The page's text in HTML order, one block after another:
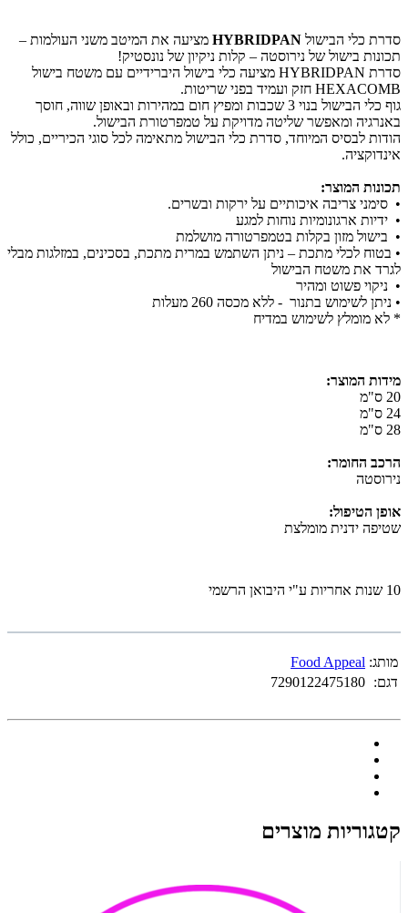
סדרת כלי הבישול HYBRIDPAN מציעה את המיטב משני העולמות –
תכונות בישול של נירוסטה – קלות ניקיון של נונסטיק!
סדרת HYBRIDPAN מציעה כלי בישול היברידיים עם משטח בישול
HEXACOMB חזק ועמיד בפני שריטות.
גוף כלי הבישול בנוי 3 שכבות ומפיץ חום במהירות ובאופן שווה, חוסך
באנרגיה ומאפשר שליטה מדויקת על טמפרטורת הבישול.
הודות לבסיס המיוחד, סדרת כלי הבישול מתאימה לכל סוגי הכיריים, כולל
אינדוקציה.
תכונות המוצר:
• סימני צריבה איכותיים על ירקות ובשרים.
• ידיות ארגונומיות נוחות למגע
• בישול מזון בקלות בטמפרטורה מושלמת
• בטוח לכלי מתכת – ניתן השתמש במרית מתכת, בסכינים, במזלגות מבלי
לגרד את משטח הבישול
• ניקוי פשוט ומהיר
• ניתן לשימוש בתנור - ללא מכסה 260 מעלות
* לא מומלץ לשימוש במדיח
מידות המוצר:
20 ס"מ
24 ס"מ
28 ס"מ
הרכב החומר:
נירוסטה
אופן הטיפול:
שטיפה ידנית מומלצת
10 שנות אחריות ע"י היבואן הרשמי
מותג: Food Appeal
דגם: 7290122475180
קטגוריות מוצרים